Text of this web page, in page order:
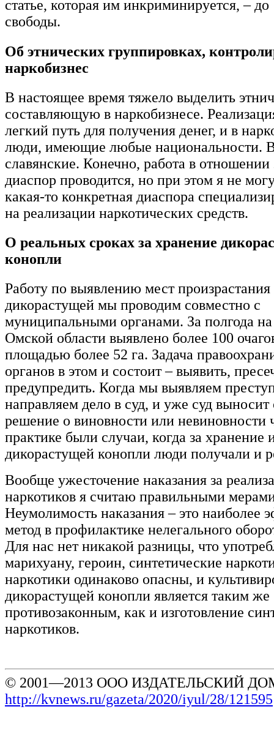
статье, которая им инкриминируется, –
свободы.
Об этнических группировках,
наркобизнес
В настоящее время тяжело выделить
составляющую в наркобизнесе.
легкий путь для получения денег, и в
люди, имеющие любые национальности.
славянские. Конечно, работа в отношении
диаспор проводится, но при этом я не
какая-то конкретная диаспора
на реализации наркотических средств.
О реальных сроках за хранение
конопли
Работу по выявлению мест
дикорастущей мы проводим совместно с
муниципальными органами. За полгода
Омской области выявлено более 100
площадью более 52 га. Задача
органов в этом и состоит – выявить,
предупредить. Когда мы выявляем
направляем дело в суд, и уже суд выносит
решение о виновности или невиновности
практике были случаи, когда за хранение
дикорастущей конопли люди получали и
Вообще ужесточение наказания за
наркотиков я считаю правильными
Неумолимость наказания – это наиболее
метод в профилактике нелегального
Для нас нет никакой разницы, что
марихуану, героин, синтетические
наркотики одинаково опасны, и
дикорастущей конопли является таким же
противозаконным, как и изготовление
наркотиков.
© 2001—2013 ООО ИЗДАТЕЛЬСКИЙ
http://kvnews.ru/gazeta/2020/iyul/28/121595